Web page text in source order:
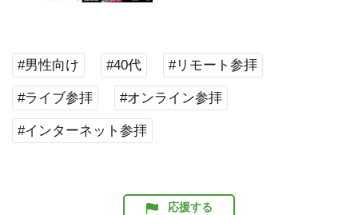
#男性向け #40代 #リモート参拝
#ライブ参拝 #オンライン参拝
#インターネット参拝
応援する